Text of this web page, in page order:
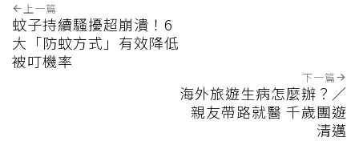
上一篇
蚊子持續騷擾超崩潰！6
大「防蚊方式」有效降低
被叮機率
下一篇
海外旅遊生病怎麼辦？／
親友帶路就醫 千歲團遊
清邁